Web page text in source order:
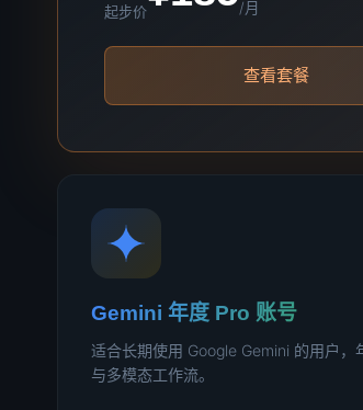
起步价 /月
查看套餐
Gemini 年度 Pro 账号
适合长期使用 Google Gemini 的用户
与多模态工作流。